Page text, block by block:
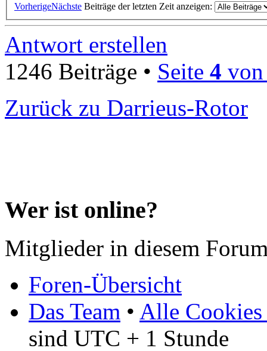
VorherigeNächste Beiträge der letzten Zeit anzeigen:
Antwort erstellen
1246 Beiträge • Seite 4
Zurück zu Darrieus-Rotor
Wer ist online?
Mitglieder in diesem
Foren-Übersicht
Das Team • Alle Cookies
sind UTC + 1 Stunde